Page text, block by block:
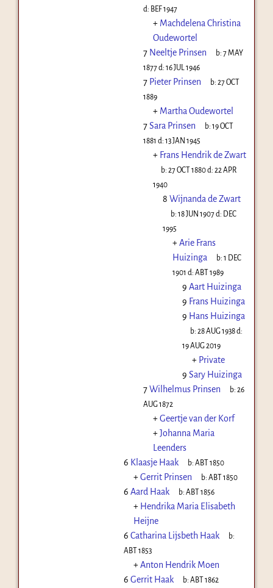
d: BEF 1947
+ Machdelena Christina
Oudewortel
7 Neeltje Prinsen b:7 MAY
1877d: 16 JUL 1946
7 Pieter Prinsen b:27 OCT
1889
+ Martha Oudewortel
7Sara Prinsen b:19 OCT
1881 d: 13 JAN 1945
+ Frans Hendrik de Zwart
b:27 OCT 1880d:22 APR
1940
8 Wijnanda de Zwart
b:18 JUN 1907d: DEC
1995
+Arie Frans
Huizinga
b:1 DEC
1901 d: ABT 1989
9 Aart Huizinga
9 Frans Huizinga
9 Hans Huizinga
b:28 AUG 1938d:
19 AUG 2019
+ Private
9 Sary Huizinga
7Wilhelmus Prinsen b:26
AUG 1872
+Geertje van der Korf
+Johanna Maria
Leenders
6 Klaasje Haak b:ABT 1850
+Gerrit Prinsen b:ABT 1850
6 Aard Haak b:ABT 1856
+ Hendrika Maria Elisabeth
Heijne
6 Catharina Lijsbeth Haak
b:
ABT 1853
+Anton Hendrik Moen
6 Gerrit Haak b:ABT 1862